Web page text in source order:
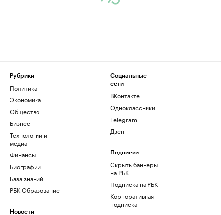
Рубрики
Политика
Экономика
Общество
Бизнес
Технологии и
медиа
Финансы
Биографии
База знаний
РБК Образование
Новости
Социальные
сети
ВКонтакте
Одноклассники
Telegram
Дзен
Подписки
Скрыть баннеры
на РБК
Подписка на РБК
Корпоративная
подписка